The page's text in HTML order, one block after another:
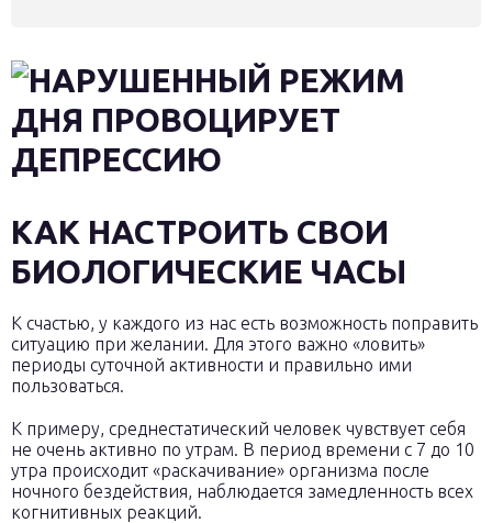
КАК НАСТРОИТЬ СВОИ
БИОЛОГИЧЕСКИЕ ЧАСЫ
К счастью, у каждого из нас есть возможность поправить
ситуацию при желании. Для этого важно «ловить»
периоды суточной активности и правильно ими
пользоваться.
К примеру, среднестатический человек чувствует себя
не очень активно по утрам. В период времени с 7 до 10
утра происходит «раскачивание» организма после
ночного бездействия, наблюдается замедленность всех
когнитивных реакций.